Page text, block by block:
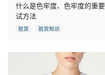
什么是色牢度、色牢度的重
试方法
验货 验货知识